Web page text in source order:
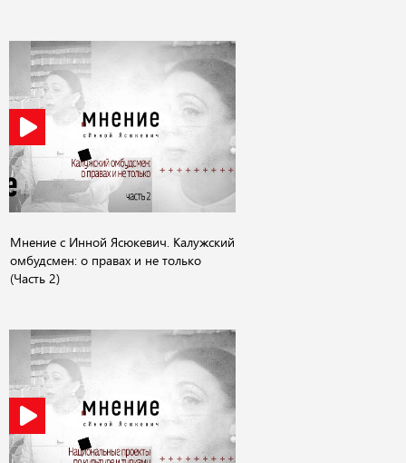
Мнение с Инной Ясюкевич. Калужский
омбудсмен: о правах и не только
(Часть 2)